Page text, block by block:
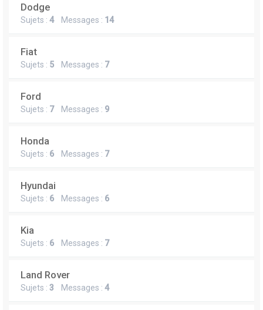
Dodge
Sujets : 4Messages : 14
Fiat
Sujets : 5 Messages : 7
Ford
Sujets : 7Messages : 9
Honda
Sujets : 6 Messages : 7
Hyundai
Sujets : 6 Messages : 6
Kia
Sujets : 6 Messages : 7
Land Rover
Sujets : 3 Messages : 4